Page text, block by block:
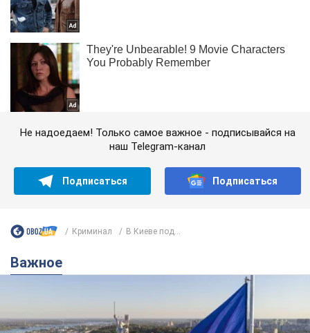
Не надоедаем! Только самое важное - подписывайся на
наш Telegram-канал
Подписаться Подписаться
Криминал В Киеве под...
Важное